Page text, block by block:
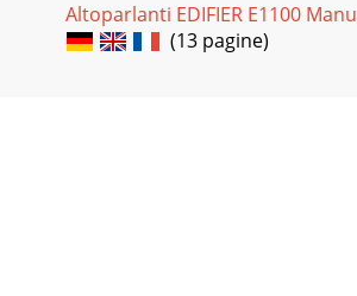
Altoparlanti EDIFIER E1100
(13 pagine)